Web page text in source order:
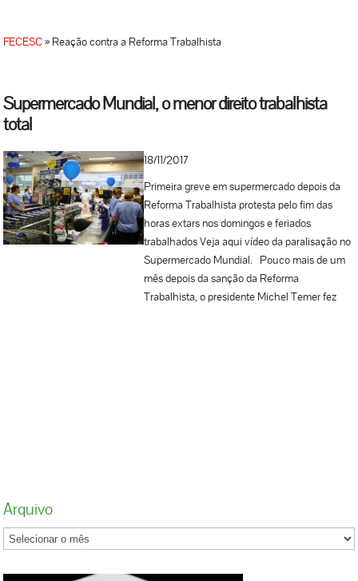
FECESC»Reação contra a Reforma Trabalhista
Supermercado Mundial, o menor direito trabalhista
total
18/11/2017
Primeira greve em supermercado depois da
Reforma Trabalhista protesta pelo fim das
horas extars nos domingos e feriados
trabalhados Veja aqui vídeo da paralisação no
Supermercado Mundial. Pouco mais de um
mês depois da sanção da Reforma
Trabalhista, o presidente Michel Temer fez
funcionários cruzaram os braços: “A gente
está fazendo História, primeiro supermercado
Arquivo